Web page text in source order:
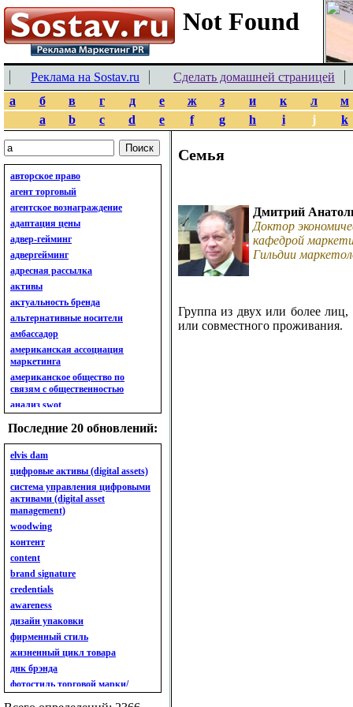
Реклама на Sostav.ru
Сделать домашней страницей
а
б в г д е ж з и к л
м
a
b c d e f g h i j k
авторское право
агент торговый
агентское вознаграждение
адаптация цены
адвер-гейминг
адвергейминг
адресная рассылка
активы
актуальность бренда
альтернативные носители
амбассадор
американская ассоциация
маркетинга
американское общество по
связям с общественностью
анализ swot
анализ бизнес-портфеля
анализ имиджа
анализ кластерный
анализ конкурентов
анализ кросс-культурных
особенностей
анализ мак кинси «7s»
анализ макросистемы
анализ маркетинговый
анализ рынка
анализ ситуационный
анализ экспертный
индивидуальный
анкета
ассортимент
ассортимент товарный.
планирование товарного
ассортимента
ассортимент. глубина
Последние 20 обновлений:
elvis dam
цифровые активы (digital assets)
система управления цифровыми
активами (digital asset
management)
woodwing
контент
content
brand signature
credentials
awareness
дизайн упаковки
фирменный стиль
жизненный цикл товара
днк брэнда
фотостиль торговой марки/
линейки продукции
Семья
Дмитрий
Доктор
кафедрой
Гильдии
Группа из двух или более
или совместного проживания.